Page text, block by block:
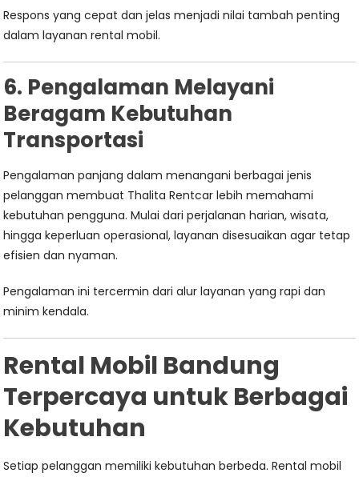
Respons yang cepat dan jelas menjadi nilai tambah penting
dalam layanan rental mobil.
6. Pengalaman Melayani
Beragam Kebutuhan
Transportasi
Pengalaman panjang dalam menangani berbagai jenis
pelanggan membuat Thalita Rentcar lebih memahami
kebutuhan pengguna. Mulai dari perjalanan harian, wisata,
hingga keperluan operasional, layanan disesuaikan agar tetap
efisien dan nyaman.
Pengalaman ini tercermin dari alur layanan yang rapi dan
minim kendala.
Rental Mobil Bandung
Terpercaya untuk Berbagai
Kebutuhan
Setiap pelanggan memiliki kebutuhan berbeda. Rental mobil